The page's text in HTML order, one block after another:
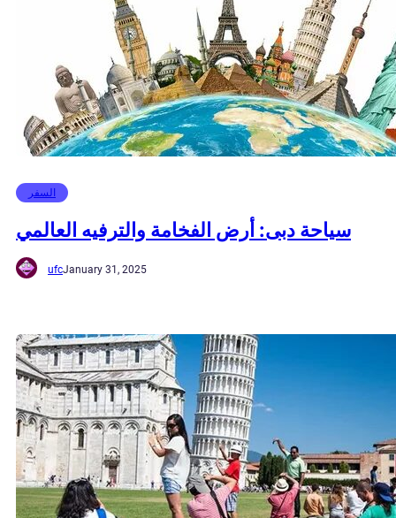
السفر
سياحة دبى: أرض الفخامة والترفيه العالمي
ufcJanuary 31, 2025